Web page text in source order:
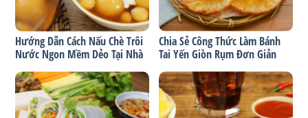
Hướng Dẫn Cách Nấu Chè Trôi
Nước Ngon Mềm Dẻo Tại Nhà
Chia Sẻ Công Thức Làm Bánh
Tai Yến Giòn Rụm Đơn Giản